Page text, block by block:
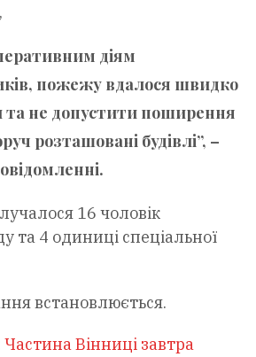
,
діям
пожежу вдалося швидко
та не допустити поширення
розташовані будівлі”, –
16 чоловік
та 4 одиниці спеціальної
встановлюється.
Частина Вінниці завтра